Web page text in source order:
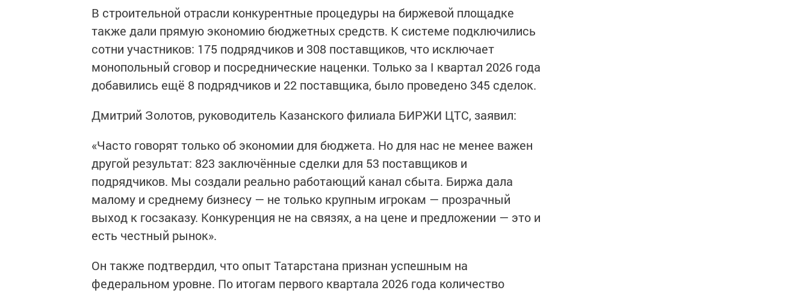
В строительной отрасли конкурентные процедуры на биржевой площадке
также дали прямую экономию бюджетных средств. К системе подключились
сотни участников: 175 подрядчиков и 308 поставщиков, что исключает
монопольный сговор и посреднические наценки. Только за I квартал 2026 года
добавились ещё 8 подрядчиков и 22 поставщика, было проведено 345 сделок.
Дмитрий Золотов, руководитель Казанского филиала БИРЖИ ЦТС, заявил:
«Часто говорят только об экономии для бюджета. Но для нас не менее важен
другой результат: 823 заключённые сделки для 53 поставщиков и
подрядчиков. Мы создали реально работающий канал сбыта. Биржа дала
малому и среднему бизнесу — не только крупным игрокам — прозрачный
выход к госзаказу. Конкуренция не на связях, а на цене и предложении — это и
есть честный рынок».
Он также подтвердил, что опыт Татарстана признан успешным на
федеральном уровне. По итогам первого квартала 2026 года количество